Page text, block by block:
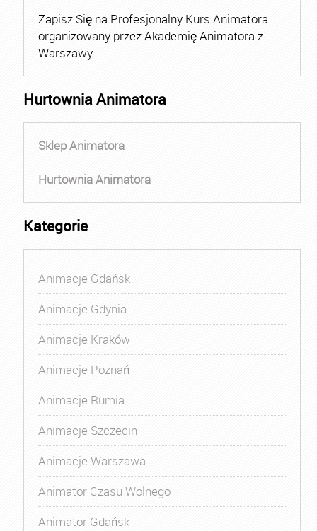
Zapisz Się na Profesjonalny Kurs Animatora
organizowany przez Akademię Animatora z
Warszawy.
Hurtownia Animatora
Sklep Animatora
Hurtownia Animatora
Kategorie
Animacje Gdańsk
Animacje Gdynia
Animacje Kraków
Animacje Poznań
Animacje Rumia
Animacje Szczecin
Animacje Warszawa
Animator Czasu Wolnego
Animator Gdańsk